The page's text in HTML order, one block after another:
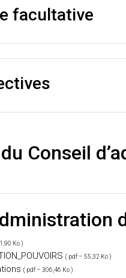
facultative
Conseil
Ko )
( pdf – 55,32 Ko )
( pdf – 306,46 Ko )